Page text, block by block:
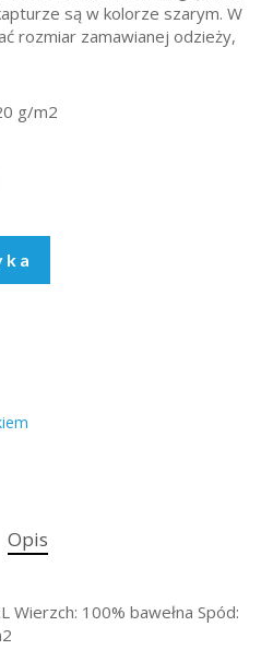
są w kolorze szarym. W
rozmiar zamawianej odzieży,
g/m2
Opis
Wierzch: 100% bawełna Spód: